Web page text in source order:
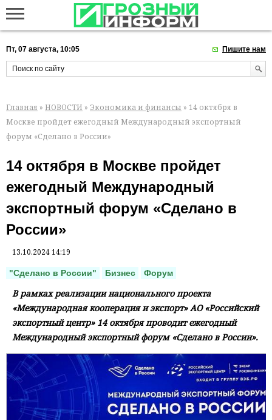
Пт, 07 августа, 10:05 Пишите нам
Главная » НОВОСТИ » Экономика и финансы » 14 октября в
Москве пройдет ежегодный Международный экспортный
форум «Сделано в России»
14 октября в Москве пройдет
ежегодный Международный
экспортный форум «Сделано в
России»
13.10.2024 14:19
"Сделано в России" Бизнес Форум
В рамках реализации национального проекта
«Международная кооперация и экспорт» АО «Российский
экспортный центр» 14 октября проводит ежегодный
Международный экспортный форум «Сделано в России».